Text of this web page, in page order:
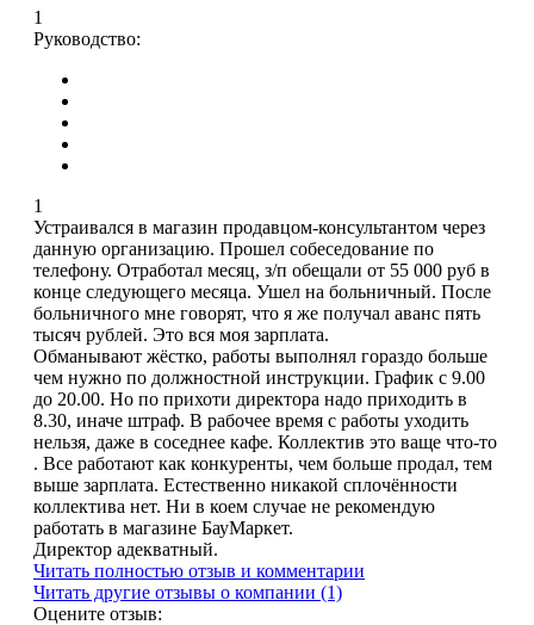
1
Руководство:
1
Устраивался в магазин продавцом-консультантом через
данную организацию. Прошел собеседование по
телефону. Отработал месяц, з/п обещали от 55 000 руб в
конце следующего месяца. Ушел на больничный. После
больничного мне говорят, что я же получал аванс пять
тысяч рублей. Это вся моя зарплата.
Обманывают жёстко, работы выполнял гораздо больше
чем нужно по должностной инструкции. График с 9.00
до 20.00. Но по прихоти директора надо приходить в
8.30, иначе штраф. В рабочее время с работы уходить
нельзя, даже в соседнее кафе. Коллектив это ваще что-то
. Все работают как конкуренты, чем больше продал, тем
выше зарплата. Естественно никакой сплочённости
коллектива нет. Ни в коем случае не рекомендую
работать в магазине БауМаркет.
Директор адекватный.
Читать полностью отзыв и комментарии
Читать другие отзывы о компании (1)
Оцените отзыв: